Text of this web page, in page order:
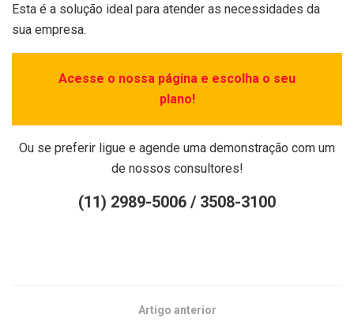
Esta é a solução ideal para atender as necessidades da
sua empresa.
Acesse o nossa página e escolha o seu
plano!
Ou se preferir ligue e agende uma demonstração com um
de nossos consultores!
(11) 2989-5006 / 3508-3100
Artigo anterior